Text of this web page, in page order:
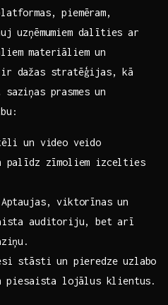
piemēram,
‌uzņēmumiem dalīties ar‍
materiāliem un
dažas stratēģijas, kā
prasmes un
un video veido
palīdz zīmoliem izcelties
Aptaujas, viktorīnas un
auditoriju, bet arī‍
stāsti un pieredze uzlabo
piesaista lojālus klientus.